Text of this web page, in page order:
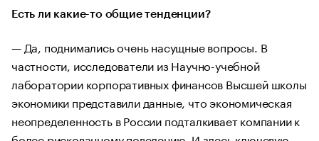
Есть ли какие-то общие тенденции?
— Да, поднимались очень насущные вопросы. В
частности, исследователи из Научно-учебной
лаборатории корпоративных финансов Высшей школы
экономики представили данные, что экономическая
неопределенность в России подталкивает компании к